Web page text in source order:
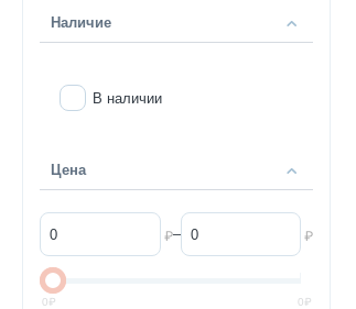
Наличие
В наличии
Цена
₽– ₽
0₽ 0₽